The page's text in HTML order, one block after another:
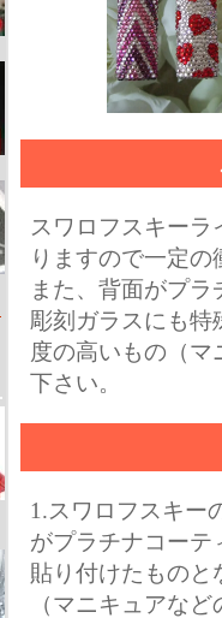
スワロフスキー
りますので一定
また、背面がプ
彫刻ガラスにも特
度の高いもの（
下さい。
1.スワロフスキー
がプラチナコーテ
貼り付けたものと
（マニキュアな